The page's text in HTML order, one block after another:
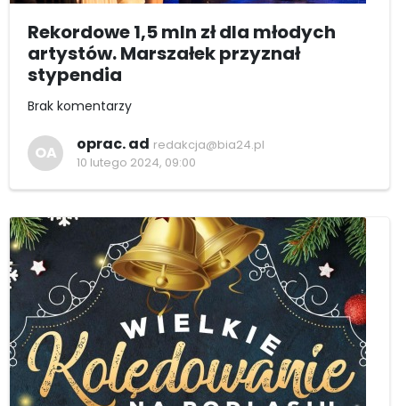
Rekordowe 1,5 mln zł dla młodych
artystów. Marszałek przyznał
stypendia
Brak komentarzy
OA oprac. ad redakcja@bia24.pl
10 lutego 2024, 09:00